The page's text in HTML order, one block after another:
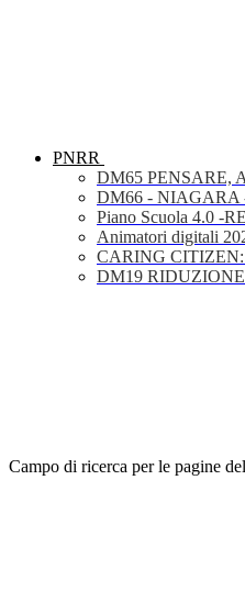
PNRR
DM65 PENSARE,
DM66 - NIAGARA -
Piano Scuola 4.0 -
Animatori digitali
CARING
DM19 RIDUZIONE
Campo di ricerca per le pagine